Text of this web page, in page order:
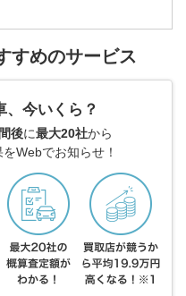
すめのサービス
、今いくら？
後に最大20社から
Webでお知らせ！